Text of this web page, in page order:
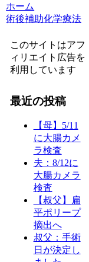
ホーム
術後補助化学療法
このサイトはアフ
ィリエイト広告を
利用しています
最近の投稿
【母】5/11
に大腸カメ
ラ検査
夫：8/12に
大腸カメラ
検査
【叔父】扁
平ポリープ
摘出へ
叔父：手術
日が決定し